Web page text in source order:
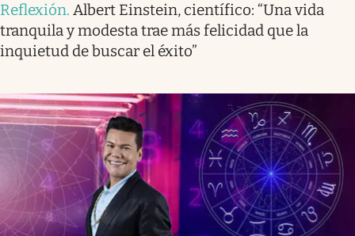
Reflexión. Albert Einstein, científico: “Una vida
tranquila y modesta trae más felicidad que la
inquietud de buscar el éxito”